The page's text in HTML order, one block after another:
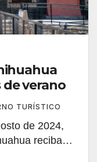
verano
TURÍSTICO
de 2024,
reciba…